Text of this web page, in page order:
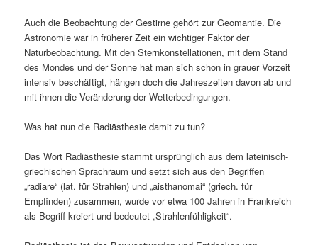
Auch die Beobachtung der Gestirne gehört zur Geomantie. Die
Astronomie war in früherer Zeit ein wichtiger Faktor der
Naturbeobachtung. Mit den Sternkonstellationen, mit dem Stand
des Mondes und der Sonne hat man sich schon in grauer Vorzeit
intensiv beschäftigt, hängen doch die Jahreszeiten davon ab und
mit ihnen die Veränderung der Wetterbedingungen.
Was hat nun die Radiästhesie damit zu tun?
Das Wort Radiästhesie stammt ursprünglich aus dem lateinisch-
griechischen Sprachraum und setzt sich aus den Begriffen
„radiare“ (lat. für Strahlen) und „aisthanomai“ (griech. für
Empfinden) zusammen, wurde vor etwa 100 Jahren in Frankreich
als Begriff kreiert und bedeutet „Strahlenfühligkeit“.